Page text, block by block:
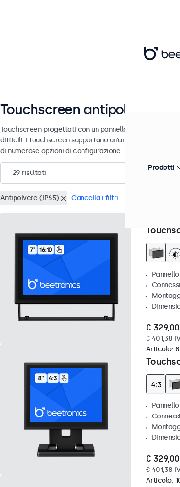
Touchscreen antipolvere
Touchscreen progettati con un pannello frontale IP65 a
difficili. I touchscreen supportano un'ampia tensione di
di numerose opzioni di configurazione.
29 risultati
Antipolvere (IP65) Cancella i filtri
€ 329,00
€ 401,38
Articolo:
€ 329,00
€ 401,38
Articolo:
Prodotti